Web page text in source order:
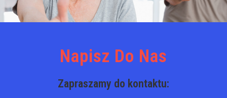
Napisz Do Nas
Zapraszamy do kontaktu: